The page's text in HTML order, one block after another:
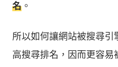
名 。
所以如何讓網站被搜尋
高搜尋排名，因而更容